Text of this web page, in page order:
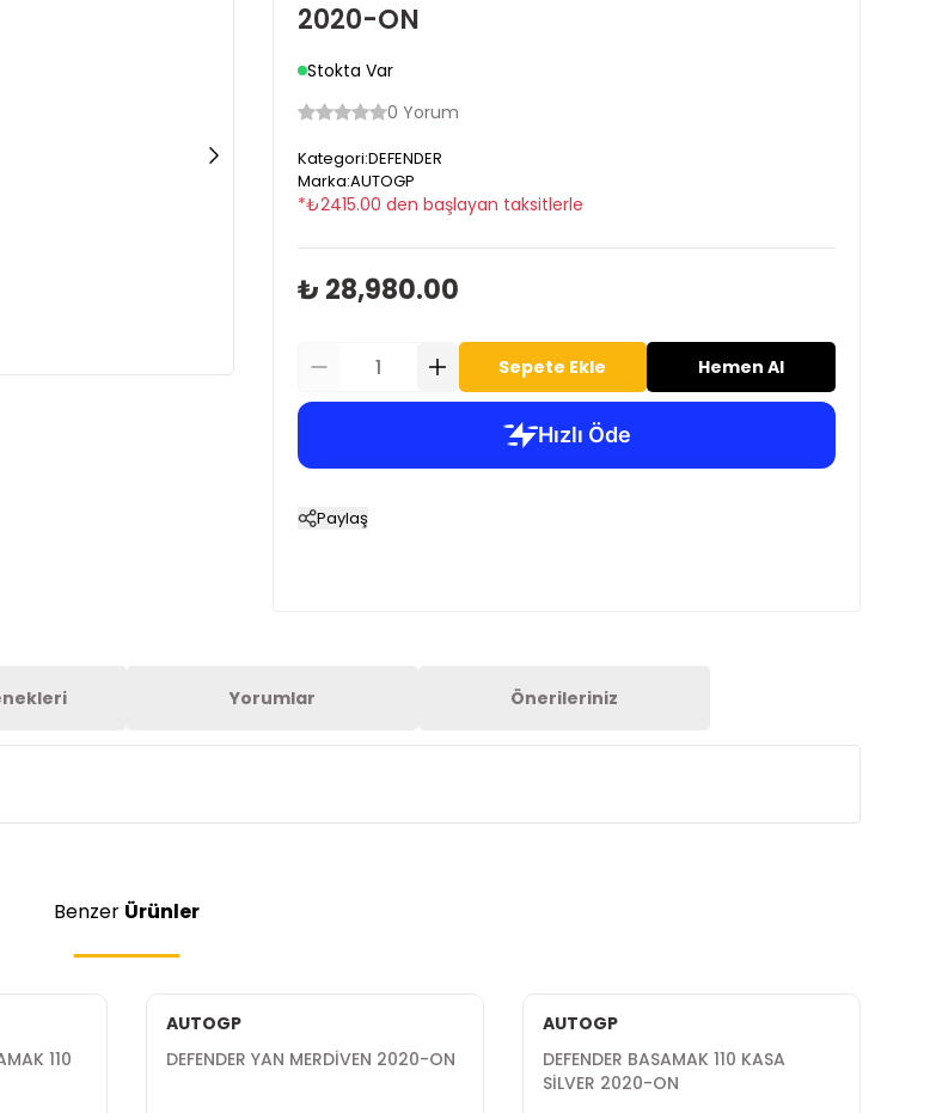
2020-ON
Stokta Var
0 Yorum
Kategori:DEFENDER
Marka:AUTOGP
*₺2415.00 den başlayan taksitlerle
₺ 28,980.00
Sepete Ekle Hemen Al
Paylaş
Yorumlar Önerileriniz
Benzer Ürünler
110
AUTOGP
DEFENDER YAN MERDİVEN 2020-ON
AUTOGP
DEFENDER BASAMAK 110 KASA
SİLVER 2020-ON